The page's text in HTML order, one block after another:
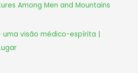
Among Men and Mountains
uma visão médico-espírita |